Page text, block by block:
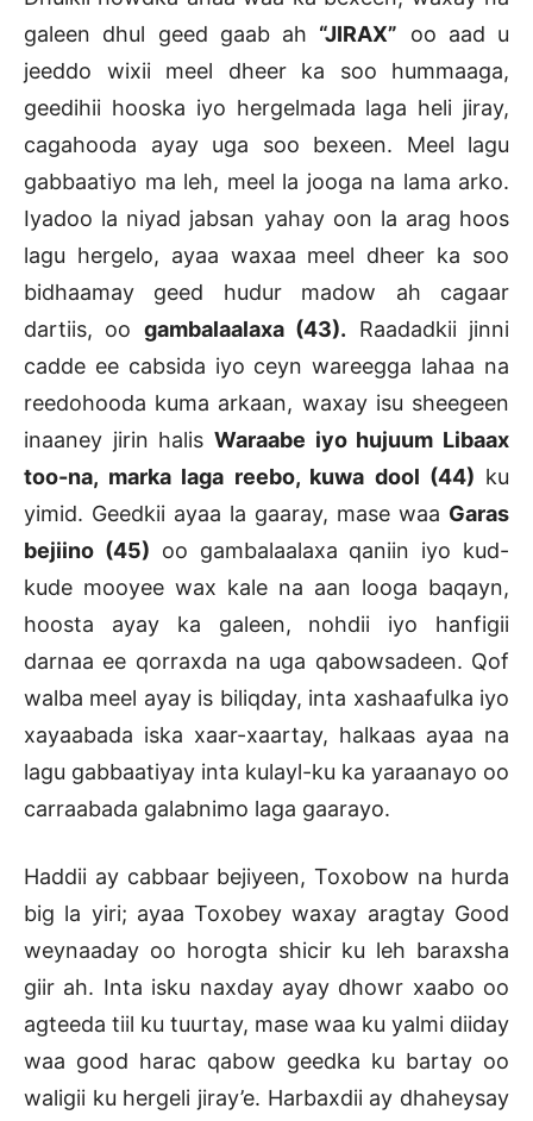
galeen dhul geed gaab ah “JIRAX” oo aad u
jeeddo wixii meel dheer ka soo hummaaga,
geedihii hooska iyo hergelmada laga heli jiray,
cagahooda ayay uga soo bexeen. Meel lagu
gabbaatiyo ma leh, meel la jooga na lama arko.
Iyadoo la niyad jabsan yahay oon la arag hoos
lagu hergelo, ayaa waxaa meel dheer ka soo
bidhaamay geed hudur madow ah cagaar
dartiis, oo gambalaalaxa (43). Raadadkii jinni
cadde ee cabsida iyo ceyn wareegga lahaa na
reedohooda kuma arkaan, waxay isu sheegeen
inaaney jirin halis Waraabe iyo hujuum Libaax
too-na, marka laga reebo, kuwa dool (44) ku
yimid. Geedkii ayaa la gaaray, mase waa Garas
bejiino (45) oo gambalaalaxa qaniin iyo kud-
kude mooyee wax kale na aan looga baqayn,
hoosta ayay ka galeen, nohdii iyo hanfigii
darnaa ee qorraxda na uga qabowsadeen. Qof
walba meel ayay is biliqday, inta xashaafulka iyo
xayaabada iska xaar-xaartay, halkaas ayaa na
lagu gabbaatiyay inta kulayl-ku ka yaraanayo oo
carraabada galabnimo laga gaarayo.
Haddii ay cabbaar bejiyeen, Toxobow na hurda
big la yiri; ayaa Toxobey waxay aragtay Good
weynaaday oo horogta shicir ku leh baraxsha
giir ah. Inta isku naxday ayay dhowr xaabo oo
agteeda tiil ku tuurtay, mase waa ku yalmi diiday
waa good harac qabow geedka ku bartay oo
waligii ku hergeli jiray’e. Harbaxdii ay dhaheysay